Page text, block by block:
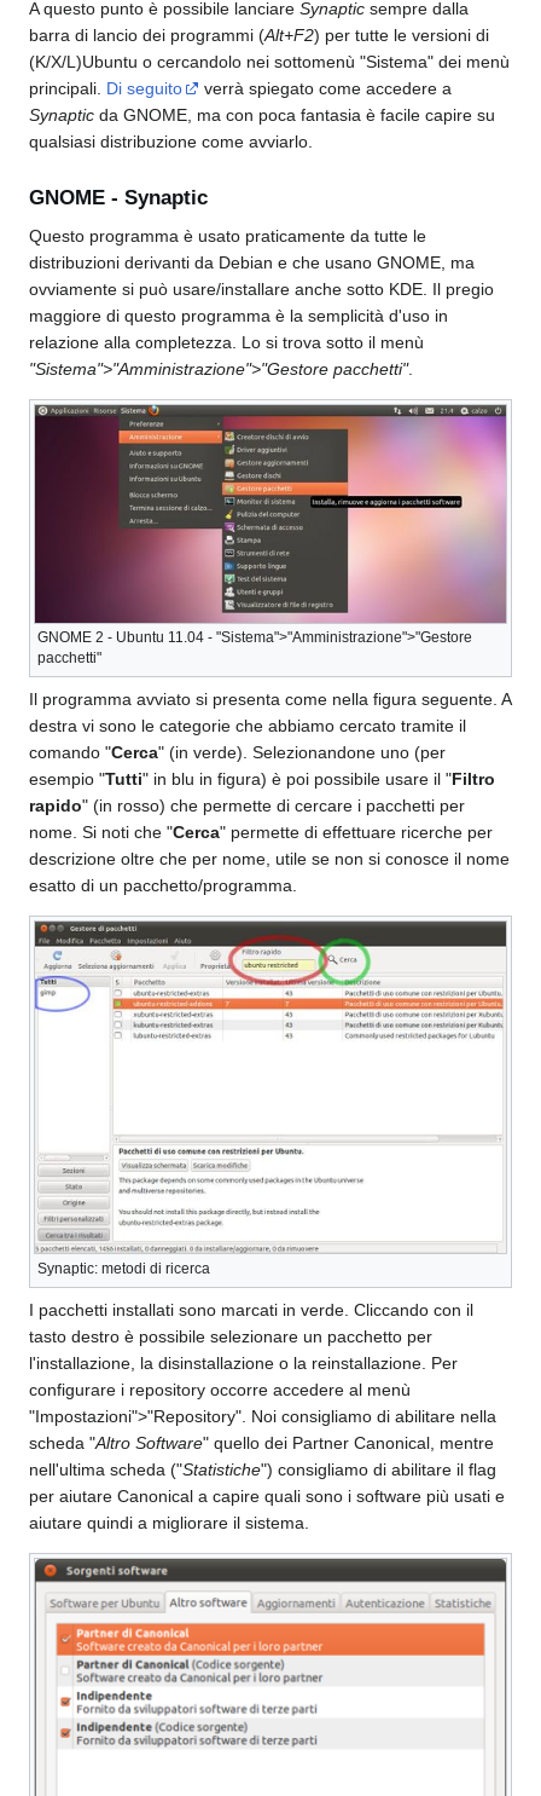
A questo punto è possibile lanciare Synaptic sempre dalla
barra di lancio dei programmi (Alt+F2) per tutte le versioni di
(K/X/L)Ubuntu o cercandolo nei sottomenù "Sistema" dei menù
principali. Di seguito
verrà spiegato come accedere a
Synaptic da GNOME, ma con poca fantasia è facile capire su
qualsiasi distribuzione come avviarlo.
GNOME - Synaptic
Questo programma è usato praticamente da tutte le
distribuzioni derivanti da Debian e che usano GNOME, ma
ovviamente si può usare/installare anche sotto KDE. Il pregio
maggiore di questo programma è la semplicità d'uso in
relazione alla completezza. Lo si trova sotto il menù
"Sistema">"Amministrazione">"Gestore pacchetti".
GNOME 2 - Ubuntu 11.04 - "Sistema">"Amministrazione">"Gestore
pacchetti"
Il programma avviato si presenta come nella figura seguente. A
destra vi sono le categorie che abbiamo cercato tramite il
comando "Cerca" (in verde). Selezionandone uno (per
esempio "Tutti" in blu in figura) è poi possibile usare il "Filtro
rapido" (in rosso) che permette di cercare i pacchetti per
nome. Si noti che "Cerca" permette di effettuare ricerche per
descrizione oltre che per nome, utile se non si conosce il nome
esatto di un pacchetto/programma.
Synaptic: metodi di ricerca
I pacchetti installati sono marcati in verde. Cliccando con il
tasto destro è possibile selezionare un pacchetto per
l'installazione, la disinstallazione o la reinstallazione. Per
configurare i repository occorre accedere al menù
"Impostazioni">"Repository". Noi consigliamo di abilitare nella
scheda "Altro Software" quello dei Partner Canonical, mentre
nell'ultima scheda ("Statistiche") consigliamo di abilitare il flag
per aiutare Canonical a capire quali sono i software più usati e
aiutare quindi a migliorare il sistema.